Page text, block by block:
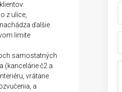
z ulice,
ďalšie
limite
samostatných
(kancelárie č2 a
vrátane
a